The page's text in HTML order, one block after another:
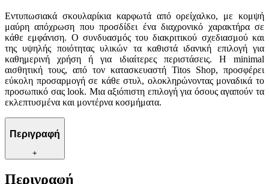
Εντυπωσιακά σκουλαρίκια καρφωτά από ορείχαλκο, με κομψή
μαύρη απόχρωση που προσδίδει ένα διαχρονικό χαρακτήρα σε
κάθε εμφάνιση. Ο συνδυασμός του διακριτικού σχεδιασμού και
της υψηλής ποιότητας υλικών τα καθιστά ιδανική επιλογή για
καθημερινή χρήση ή για ιδιαίτερες περιστάσεις. Η minimal
αισθητική τους, από τον κατασκευαστή Titos Shop, προσφέρει
εύκολη προσαρμογή σε κάθε στυλ, ολοκληρώνοντας μοναδικά το
προσωπικό σας look. Μια αξιόπιστη επιλογή για όσους αγαπούν τα
εκλεπτυσμένα και μοντέρνα κοσμήματα.
Περιγραφή
+
Περιγραφή